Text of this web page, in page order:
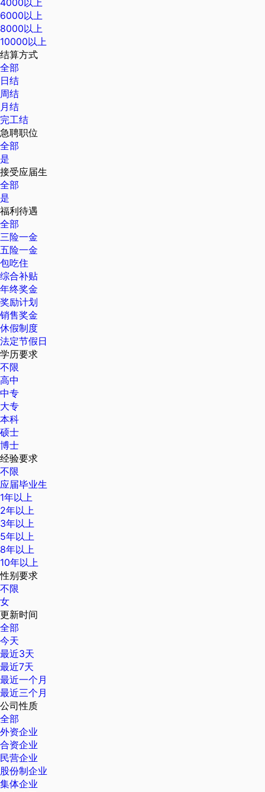
6000以上
8000以上
10000以上
结算方式
全部
日结
周结
月结
完工结
急聘职位
全部
是
接受应届生
全部
是
福利待遇
全部
三险一金
五险一金
包吃住
综合补贴
年终奖金
奖励计划
销售奖金
休假制度
法定节假日
学历要求
不限
高中
中专
大专
本科
硕士
博士
经验要求
不限
应届毕业生
1年以上
2年以上
3年以上
5年以上
8年以上
10年以上
性别要求
不限
女
更新时间
全部
今天
最近3天
最近7天
最近一个月
最近三个月
公司性质
全部
外资企业
合资企业
民营企业
股份制企业
集体企业